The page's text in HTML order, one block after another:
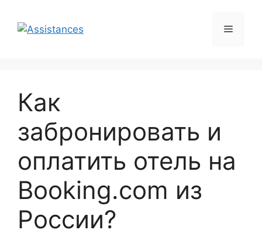
содержимому
Меню
Как
забронировать и
оплатить отель на
Booking.com из
России?